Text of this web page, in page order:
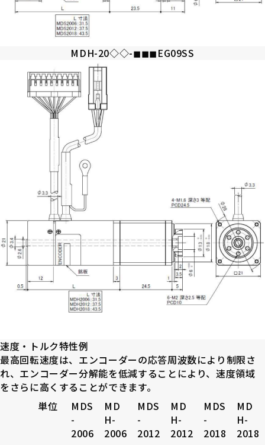
MDH-20◇◇-◼︎◼︎◼︎EG09SS
速度・トルク特性例
最高回転速度は、エンコーダーの応答周波数により制限さ
れ、エンコーダー分解能を低減することにより、速度領域
をさらに高くすることができます。
単位
MDS
-
2006
MD
H-
2006
MDS
-
2012
MD
H-
2012
MDS
-
2018
MD
H-
2018